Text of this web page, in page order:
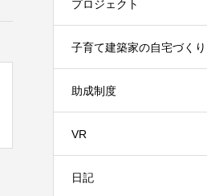
プロジェクト
子育て建築家の自宅づくり
助成制度
VR
日記